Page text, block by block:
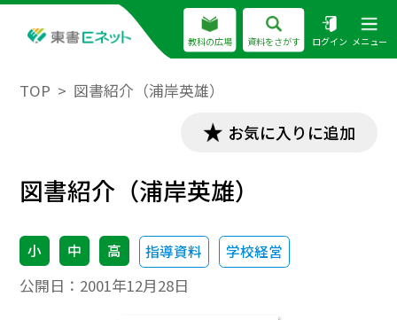
教科の広場 資料をさがす ログイン メニュー
TOP 図書紹介（浦岸英雄）
お気に入りに追加
図書紹介（浦岸英雄）
小 中 高 指導資料 学校経営
公開日： 2001年12月28日